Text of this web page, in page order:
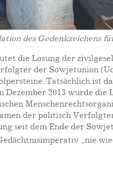
des Gedenkzeichens
die Losung der
der Sowjetunion
Tatsächlich ist
2013 wurde
der politisch
seit dem Ende der
„nie